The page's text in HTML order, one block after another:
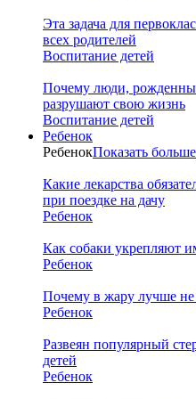
Эта задача для
всех родителей
Воспитание детей
Почему люди,
разрушают свою жизнь
Воспитание детей
Ребенок
РебенокПоказать больше
Какие лекарства
при поездке на дачу
Ребенок
Как собаки укрепляют
Ребенок
Почему в жару лучше не
Ребенок
Развеян популярный
детей
Ребенок